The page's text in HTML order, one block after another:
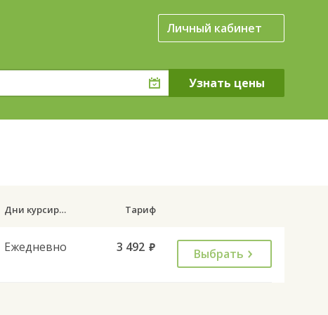
Личный кабинет
Дни курсирования Тариф
Ежедневно 3 492 руб. Выбрать